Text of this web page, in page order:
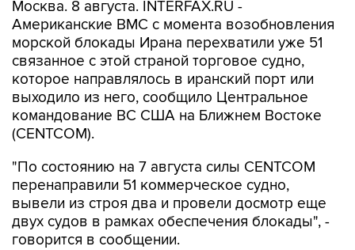
морской блокады Ирана перехватили уже 51
связанное с этой страной торговое судно,
которое направлялось в иранский порт или
выходило из него, сообщило Центральное
командование ВС США на Ближнем Востоке
(CENTCOM).
"По состоянию на 7 августа силы CENTCOM
вывели из строя два и провели досмотр еще
двух судов в рамках обеспечения блокады", -
говорится в сообщении.
ВМС США 14 июлявозобновили